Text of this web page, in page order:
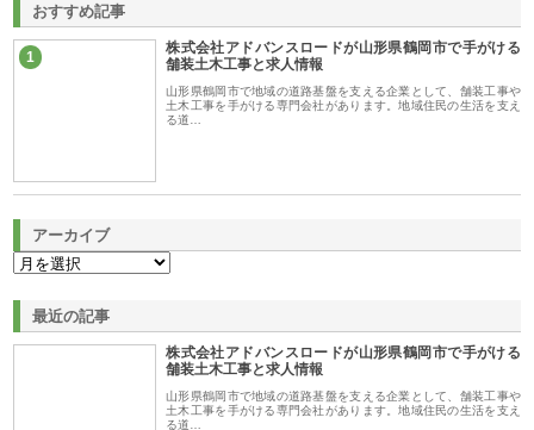
おすすめ記事
1
株式会社アドバンスロードが山形県鶴岡市で手がける
舗装土木工事と求人情報
山形県鶴岡市で地域の道路基盤を支える企業として、舗装工事や
土木工事を手がける専門会社があります。地域住民の生活を支え
る道…
アーカイブ
最近の記事
株式会社アドバンスロードが山形県鶴岡市で手がける
舗装土木工事と求人情報
山形県鶴岡市で地域の道路基盤を支える企業として、舗装工事や
土木工事を手がける専門会社があります。地域住民の生活を支え
る道…